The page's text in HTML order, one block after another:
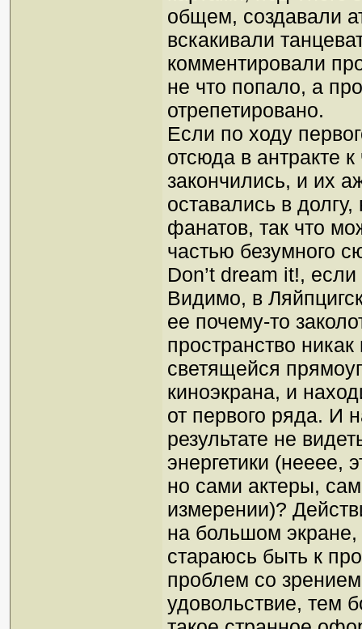
общем, создавали
вскакивали
комментировали
не что попало, а
отрепетировано.
Если по ходу
отсюда в антракте
закончились, и их
оставались в
фанатов, так что
частью безумного
Don’t dream it!,
Видимо, в
ее почему-то
пространство
светящейся
киноэкрана, и
от первого ряда. И
результате не
энергетики (нееее,
но сами актеры,
измерении)?
на большом экране,
стараюсь быть к
проблем со
удовольствие, тем